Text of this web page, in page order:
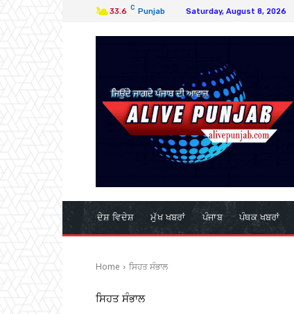
33.6 C Punjab Saturday, August 8, 2026
ਦੇਸ਼ ਵਿਦੇਸ਼ ਮੁੱਖ ਖਬਰਾਂ ਪੰਜਾਬ ਪੰਥਕ ਖਬਰਾਂ
Home ਸਿਹਤ ਸੰਭਾਲ
ਸਿਹਤ ਸੰਭਾਲ